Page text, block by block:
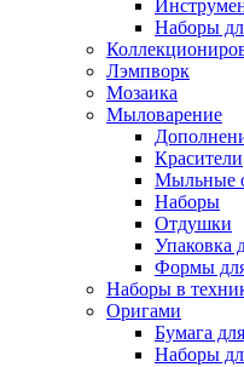
Наборы
Лэмпворк
Мозаика
Мыловарение
Красители
Мыльные
Наборы
Отдушки
Упаковка
Формы
Наборы в
Оригами
Бумага
Наборы